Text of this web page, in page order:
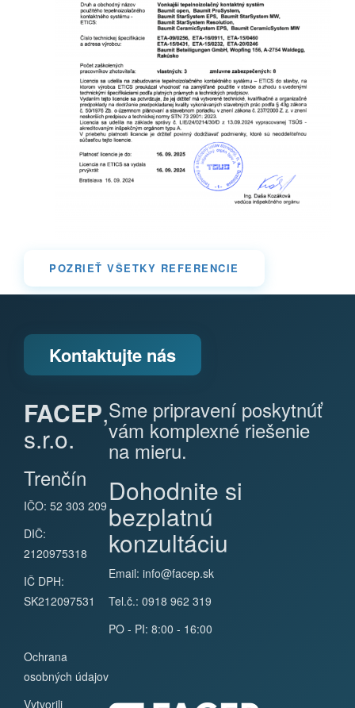
POZRIEŤ VŠETKY REFERENCIE
Kontaktujte nás
FACEP,
s.r.o.
Trenčín
IČO: 52 303 209
DIČ:
2120975318
IČ DPH:
SK212097531
Ochrana
osobných údajov
Vytvorili
Sme pripravení poskytnúť
vám komplexné riešenie
na mieru.
Dohodnite si
bezplatnú
konzultáciu
Email: info@facep.sk
Tel.č.: 0918 962 319
PO - PI: 8:00 - 16:00